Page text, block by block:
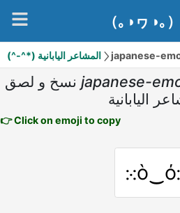
（｡◑ヮ◑｡
(^-^*) المشاعر اليابانية japanese-
نسخ و لصق japanese-
اليابانية
👉 Click on emoji to copy